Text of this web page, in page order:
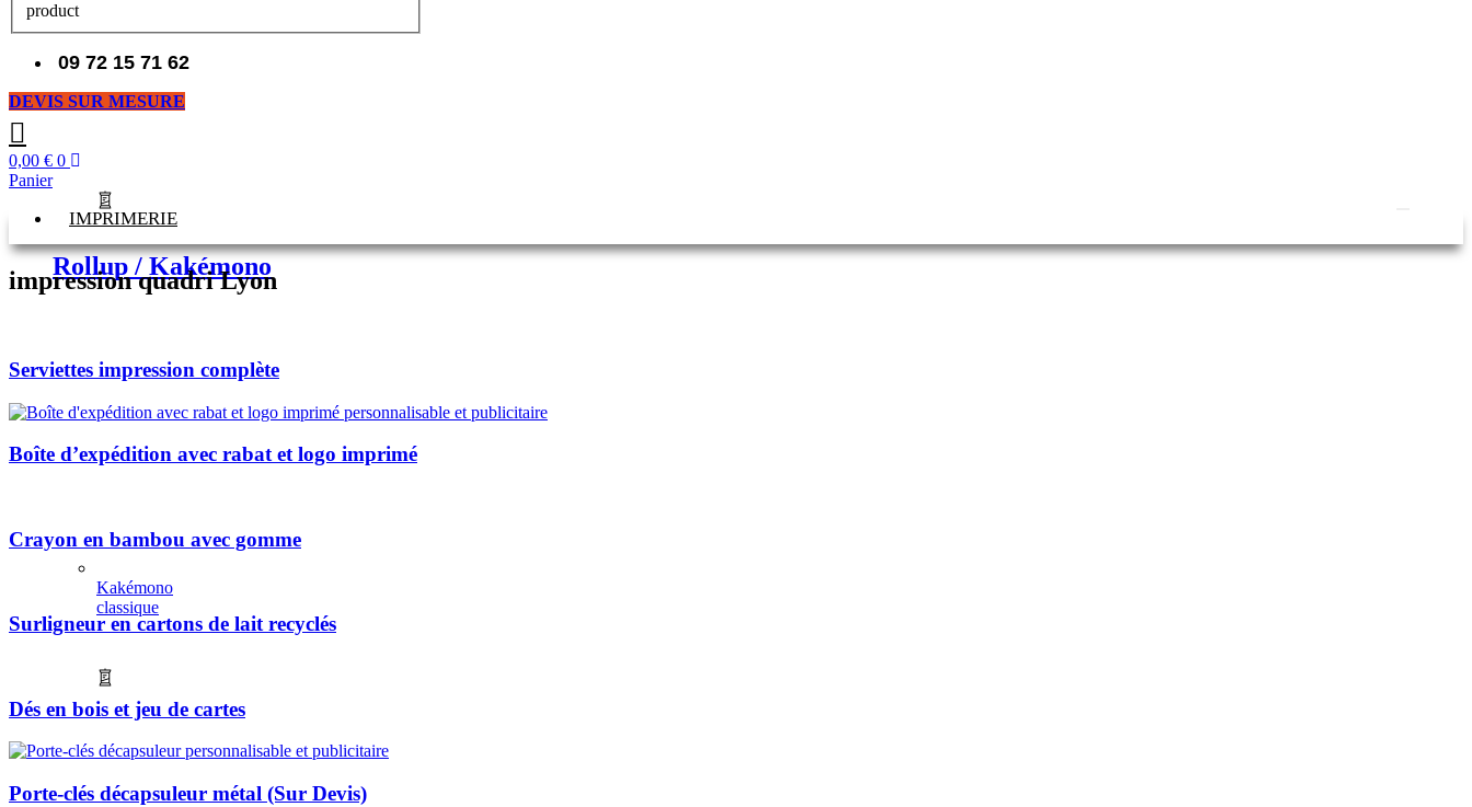
Kakémono
classique
product
09 72 15 71 62
DEVIS SUR MESURE
0,00 € 0
Panier
IMPRIMERIE
Rollup / Kakémono
impression quadri Lyon
Serviettes impression complète
Boîte d’expédition avec rabat et logo imprimé
Crayon en bambou avec gomme
Surligneur en cartons de lait recyclés
Dés en bois et jeu de cartes
Porte-clés décapsuleur métal (Sur Devis)